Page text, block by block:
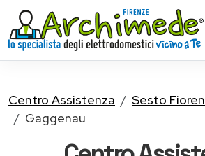
Centro Assistenza
Sesto
Gaggenau